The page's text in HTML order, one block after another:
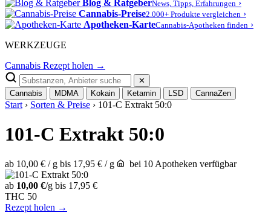
Blog & RatgeberNews, Tipps, Erfahrungen ›
Cannabis-Preise2.000+ Produkte vergleichen ›
Apotheken-KarteCannabis-Apotheken finden ›
WERKZEUGE
Cannabis Rezept holen →
✕
Cannabis
MDMA Kokain Ketamin LSD CannaZen
Start › Sorten & Preise › 101-C Extrakt 50:0
101-C Extrakt 50:0
ab 10,00 € / g bis 17,95 € / g bei 10 Apotheken verfügbar
ab 10,00 €/g bis 17,95 €
THC 50
Rezept holen →